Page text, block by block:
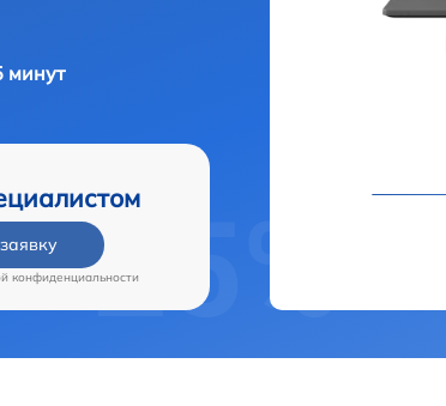
минут
конфиденциальности